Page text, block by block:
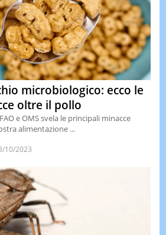
microbiologico: ecco le
oltre il pollo
e OMS svela le principali minacce
alimentazione ...
10/2023